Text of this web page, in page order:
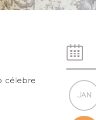
célebre
JAN